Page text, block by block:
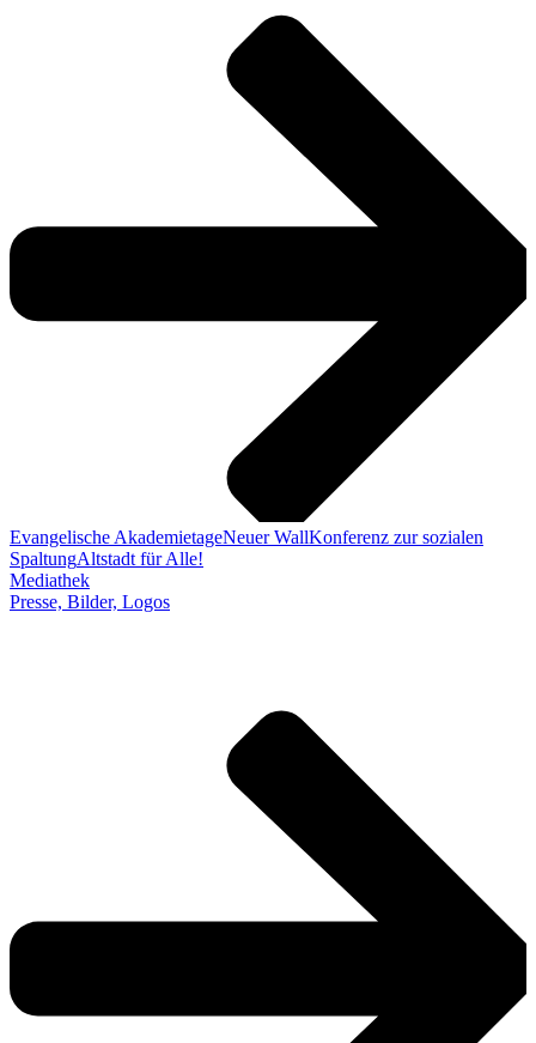
Evangelische AkademietageNeuer WallKonferenz zur sozialen
SpaltungAltstadt für Alle!
Mediathek
Presse, Bilder, Logos